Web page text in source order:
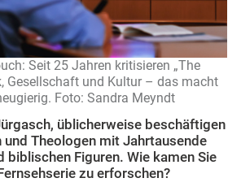
Seit 25 Jahren kritisieren „The
Gesellschaft und Kultur – das macht
Foto: Sandra Meyndt
üblicherweise beschäftigen
und Theologen mit Jahrtausende
biblischen Figuren. Wie kamen Sie
zu erforschen?